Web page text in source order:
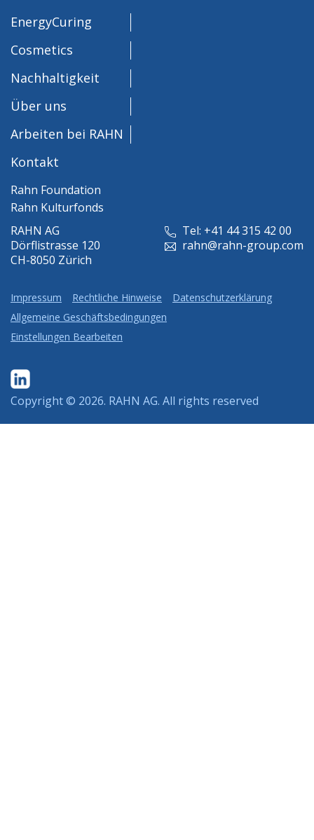
RAHN AG
Dörflistrasse 120
CH-8050 Zürich
Tel: +41 44 315 42 00
rahn@rahn-group.com
EnergyCuring
Cosmetics
Nachhaltigkeit
Über uns
Arbeiten bei RAHN
Kontakt
Rahn Foundation
Rahn Kulturfonds
Impressum Rechtliche Hinweise
Datenschutzerklärung
Allgemeine Geschäftsbedingungen
Einstellungen Bearbeiten
Copyright © 2026. RAHN AG. All rights reserved